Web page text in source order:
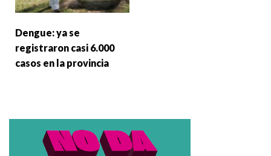
Dengue: ya se
registraron casi 6.000
casos en la provincia